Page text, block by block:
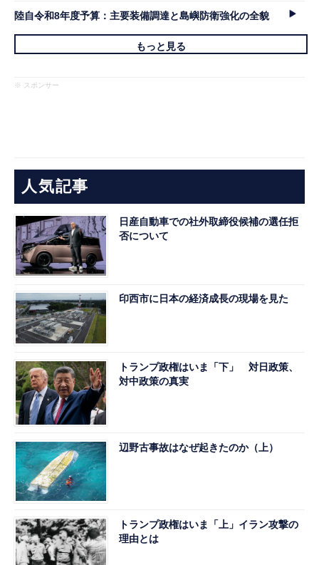
陸自令和8年度予算：主要装備調達と島嶼防衛強化の全貌
もっと見る
※ スポンサー
人気記事
日産自動車での社外取締役候補の選任拒
否について
印西市に日本の経済成長の現場を見た
トランプ政権はいま「下」 対日政策、
対中政策の真実
辺野古事故はなぜ起きたのか（上）
トランプ政権はいま「上」イラン攻撃の
理由とは